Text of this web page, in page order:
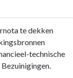
te dekken
technische